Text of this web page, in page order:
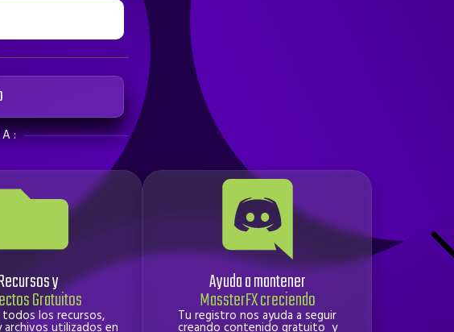
:
y
Gratuitos
todos los recursos,
utilizados en
Ayuda a mantener
MassterFX creciendo
Tu registro nos ayuda a seguir
creando contenido gratuito y